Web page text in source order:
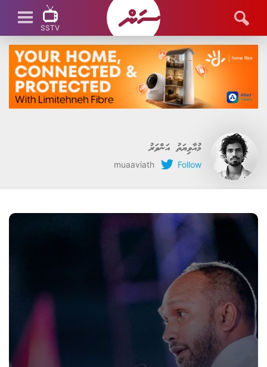
SSTV
SSTV LIVE
މުއާވިޔަތު އަންވަރު
muaaviath